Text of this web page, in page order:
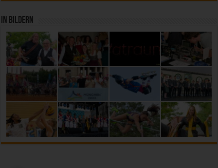
In Bildern